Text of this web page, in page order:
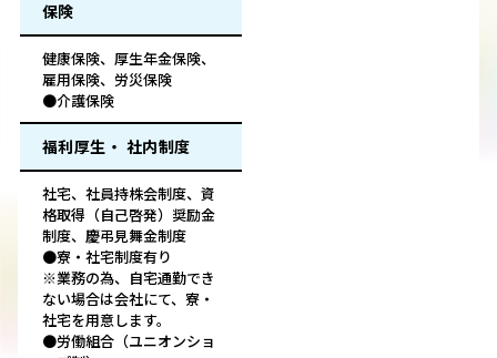
保険
健康保険、厚生年金保険、
雇用保険、労災保険
●介護保険
福利厚生・ 社内制度
社宅、社員持株会制度、資
格取得（自己啓発）奨励金
制度、慶弔見舞金制度
●寮・社宅制度有り
※業務の為、自宅通勤でき
ない場合は会社にて、寮・
社宅を用意します。
●労働組合（ユニオンショ